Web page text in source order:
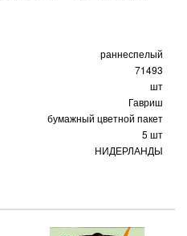
раннеспелый
71493
шт
Гавриш
бумажный цветной пакет
5 шт
НИДЕРЛАНДЫ